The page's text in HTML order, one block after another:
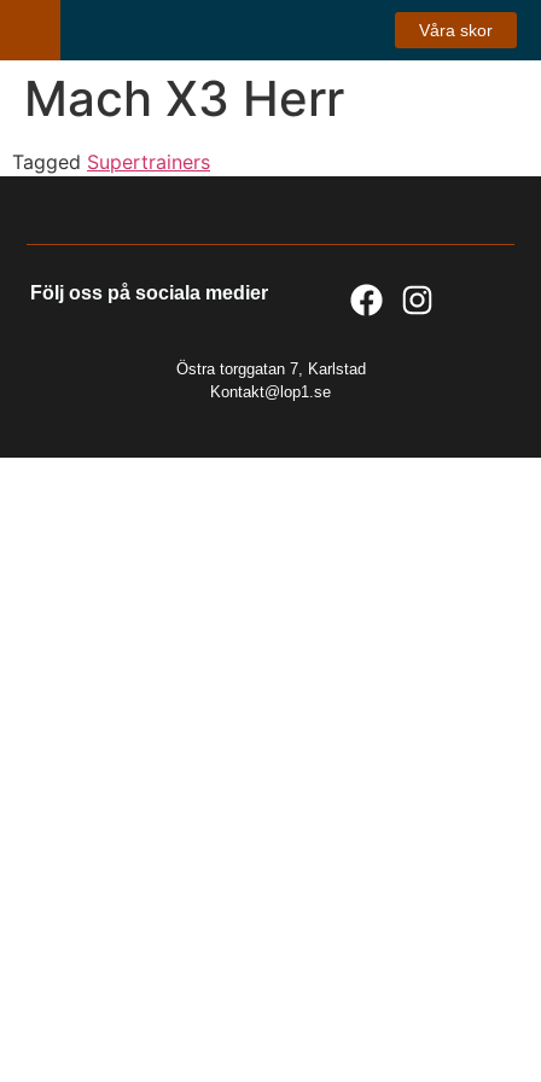
Våra skor
Mach X3 Herr
Tagged Supertrainers
Följ oss på sociala medier
Östra torggatan 7, Karlstad
Kontakt@lop1.se